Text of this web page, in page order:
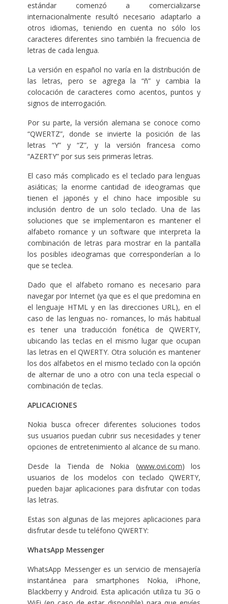
estándar comenzó a comercializarse
internacionalmente resultó necesario adaptarlo a
otros idiomas, teniendo en cuenta no sólo los
caracteres diferentes sino también la frecuencia de
letras de cada lengua.
La versión en español no varía en la distribución de
las letras, pero se agrega la “ñ” y cambia la
colocación de caracteres como acentos, puntos y
signos de interrogación.
Por su parte, la versión alemana se conoce como
“QWERTZ”, donde se invierte la posición de las
letras “Y” y “Z”, y la versión francesa como
“AZERTY” por sus seis primeras letras.
El caso más complicado es el teclado para lenguas
asiáticas; la enorme cantidad de ideogramas que
tienen el japonés y el chino hace imposible su
inclusión dentro de un solo teclado. Una de las
soluciones que se implementaron es mantener el
alfabeto romance y un software que interpreta la
combinación de letras para mostrar en la pantalla
los posibles ideogramas que corresponderían a lo
que se teclea.
Dado que el alfabeto romano es necesario para
navegar por Internet (ya que es el que predomina en
el lenguaje HTML y en las direcciones URL), en el
caso de las lenguas no- romances, lo más habitual
es tener una traducción fonética de QWERTY,
ubicando las teclas en el mismo lugar que ocupan
las letras en el QWERTY. Otra solución es mantener
los dos alfabetos en el mismo teclado con la opción
de alternar de uno a otro con una tecla especial o
combinación de teclas.
APLICACIONES
Nokia busca ofrecer diferentes soluciones todos
sus usuarios puedan cubrir sus necesidades y tener
opciones de entretenimiento al alcance de su mano.
Desde la Tienda de Nokia (www.ovi.com) los
usuarios de los modelos con teclado QWERTY,
pueden bajar aplicaciones para disfrutar con todas
las letras.
Estas son algunas de las mejores aplicaciones para
disfrutar desde tu teléfono QWERTY:
WhatsApp Messenger
WhatsApp Messenger es un servicio de mensajería
instantánea para smartphones Nokia, iPhone,
Blackberry y Android. Esta aplicación utiliza tu 3G o